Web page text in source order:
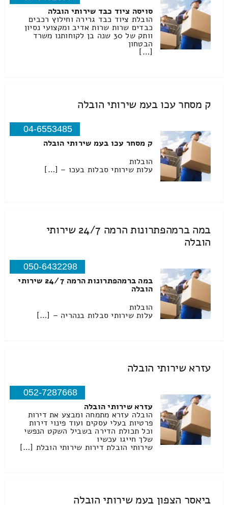
סויסה ציוד כבד שירותי הובלה
הובלת ציוד כבד גרירה וחילוץ רכבים
כבדים שרות שרות אדיב ומקצועי נסיון
וותק של 30 שנה בן לקוחותנו משרד
הבטחון
[…]
ק מסחר עכו בעמ שירותי הובלה
04-6553485
ק מסחר עכו בעמ שירותי הובלה
הובלות
עלות שירותי סבלות בעכו – […]
במה ברמהפתרונות הרמה 24/7 שירותי
הובלה
050-6432298
במה ברמהפתרונות הרמה 24/7 שירותי
הובלה
הובלות
עלות שירותי סבלות בנהריה – […]
עזרא שירותי הובלה
052-7287668
עזרא שירותי הובלה
הובלה עזרא מתמחה ומבצע את דירות
פרטיות בעלי עסקים ועוד פינוי דירות
וכל תכולת הדירה בשביל השקט הנפשי
שלך חייגו עכשיו
שירותי הובלת דירות שירותי הובלת […]
ביאסר הצפון בעמ שירותי הובלה